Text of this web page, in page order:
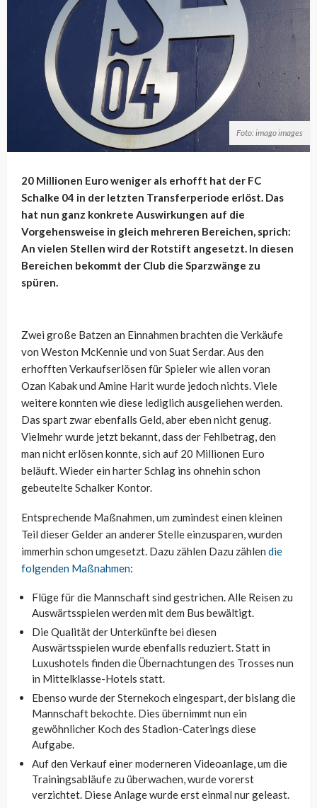
Foto: imago images
20 Millionen Euro weniger als erhofft hat der FC
Schalke 04 in der letzten Transferperiode erlöst. Das
hat nun ganz konkrete Auswirkungen auf die
Vorgehensweise in gleich mehreren Bereichen, sprich:
An vielen Stellen wird der Rotstift angesetzt. In diesen
Bereichen bekommt der Club die Sparzwänge zu
spüren.
Zwei große Batzen an Einnahmen brachten die Verkäufe
von Weston McKennie und von Suat Serdar. Aus den
erhofften Verkaufserlösen für Spieler wie allen voran
Ozan Kabak und Amine Harit wurde jedoch nichts. Viele
weitere konnten wie diese lediglich ausgeliehen werden.
Das spart zwar ebenfalls Geld, aber eben nicht genug.
Vielmehr wurde jetzt bekannt, dass der Fehlbetrag, den
man nicht erlösen konnte, sich auf 20 Millionen Euro
beläuft. Wieder ein harter Schlag ins ohnehin schon
gebeutelte Schalker Kontor.
Entsprechende Maßnahmen, um zumindest einen kleinen
Teil dieser Gelder an anderer Stelle einzusparen, wurden
immerhin schon umgesetzt. Dazu zählen Dazu zählen die
folgenden Maßnahmen:
Flüge für die Mannschaft sind gestrichen. Alle Reisen zu
Auswärtsspielen werden mit dem Bus bewältigt.
Die Qualität der Unterkünfte bei diesen
Auswärtsspielen wurde ebenfalls reduziert. Statt in
Luxushotels finden die Übernachtungen des Trosses nun
in Mittelklasse-Hotels statt.
Ebenso wurde der Sternekoch eingespart, der bislang die
Mannschaft bekochte. Dies übernimmt nun ein
gewöhnlicher Koch des Stadion-Caterings diese
Aufgabe.
Auf den Verkauf einer moderneren Videoanlage, um die
Trainingsabläufe zu überwachen, wurde vorerst
verzichtet. Diese Anlage wurde erst einmal nur geleast.